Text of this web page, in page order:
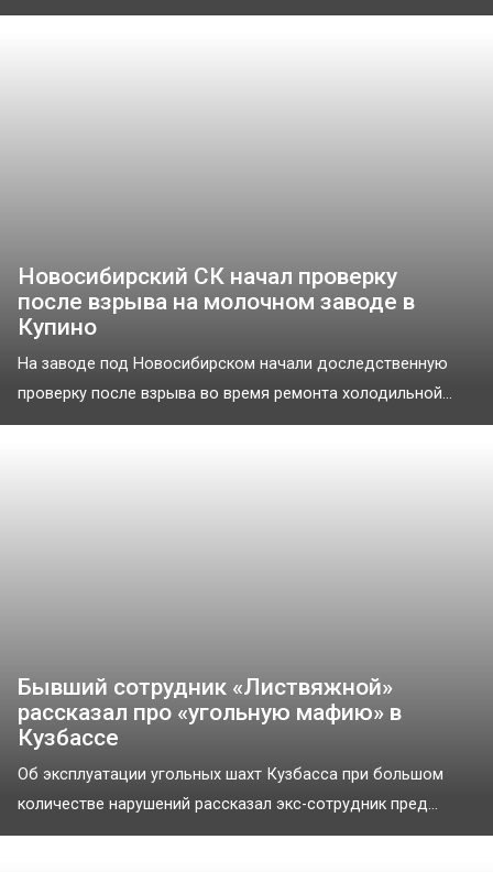
Новосибирский СК начал проверку
после взрыва на молочном заводе в
Купино
На заводе под Новосибирском начали доследственную
проверку после взрыва во время ремонта холодильной...
Бывший сотрудник «Листвяжной»
рассказал про «угольную мафию» в
Кузбассе
Об эксплуатации угольных шахт Кузбасса при большом
количестве нарушений рассказал экс-сотрудник пред...